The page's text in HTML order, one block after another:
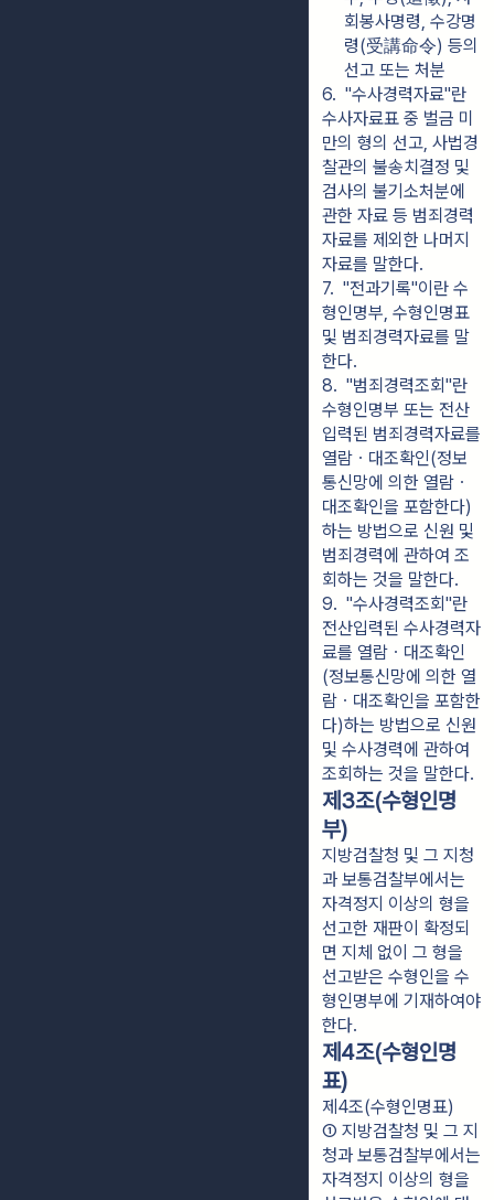
회봉사명령, 수강명
령(受講命令) 등의
선고 또는 처분
6.  "수사경력자료"란
수사자료표 중 벌금 미
만의 형의 선고, 사법경
찰관의 불송치결정 및
검사의 불기소처분에
관한 자료 등 범죄경력
자료를 제외한 나머지
자료를 말한다.
7.  "전과기록"이란 수
형인명부, 수형인명표
및 범죄경력자료를 말
한다.
8.  "범죄경력조회"란
수형인명부 또는 전산
입력된 범죄경력자료를
열람ㆍ대조확인(정보
통신망에 의한 열람ㆍ
대조확인을 포함한다)
하는 방법으로 신원 및
범죄경력에 관하여 조
회하는 것을 말한다.
9.  "수사경력조회"란
전산입력된 수사경력자
료를 열람ㆍ대조확인
(정보통신망에 의한 열
람ㆍ대조확인을 포함한
다)하는 방법으로 신원
및 수사경력에 관하여
조회하는 것을 말한다.
제3조(수형인명
부)
지방검찰청 및 그 지청
과 보통검찰부에서는
자격정지 이상의 형을
선고한 재판이 확정되
면 지체 없이 그 형을
선고받은 수형인을 수
형인명부에 기재하여야
한다.
제4조(수형인명
표)
제4조(수형인명표)
① 지방검찰청 및 그 지
청과 보통검찰부에서는
자격정지 이상의 형을